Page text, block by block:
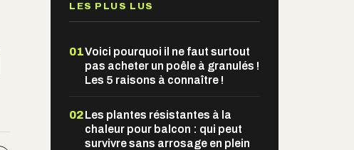
LES PLUS LUS
01Voici pourquoi il ne faut surtout
pas acheter un poêle à granulés !
Les 5 raisons à connaître !
02Les plantes résistantes à la
chaleur pour balcon : qui peut
survivre sans arrosage en plein